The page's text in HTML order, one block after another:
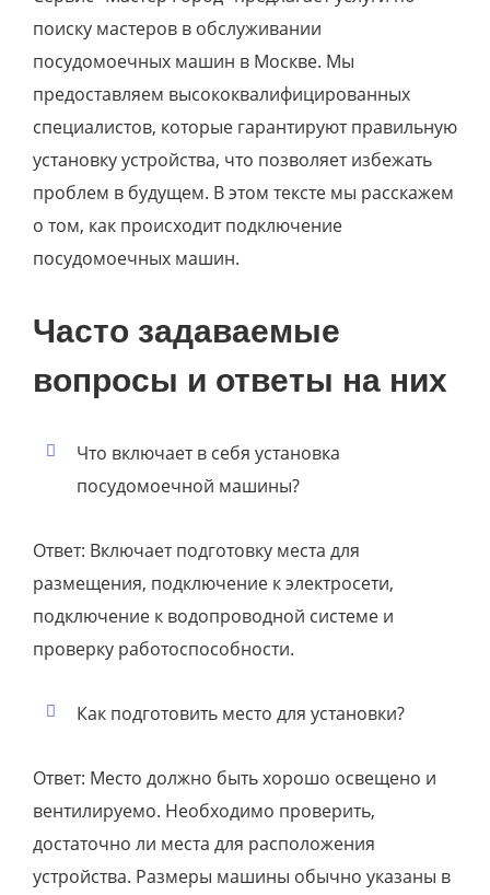
поиску мастеров в обслуживании
посудомоечных машин в Москве. Мы
предоставляем высококвалифицированных
специалистов, которые гарантируют правильную
установку устройства, что позволяет избежать
проблем в будущем. В этом тексте мы расскажем
о том, как происходит подключение
посудомоечных машин.
Часто задаваемые
вопросы и ответы на них
Что включает в себя установка
посудомоечной машины?
Ответ: Включает подготовку места для
размещения, подключение к электросети,
подключение к водопроводной системе и
проверку работоспособности.
Как подготовить место для установки?
Ответ: Место должно быть хорошо освещено и
вентилируемо. Необходимо проверить,
достаточно ли места для расположения
устройства. Размеры машины обычно указаны в